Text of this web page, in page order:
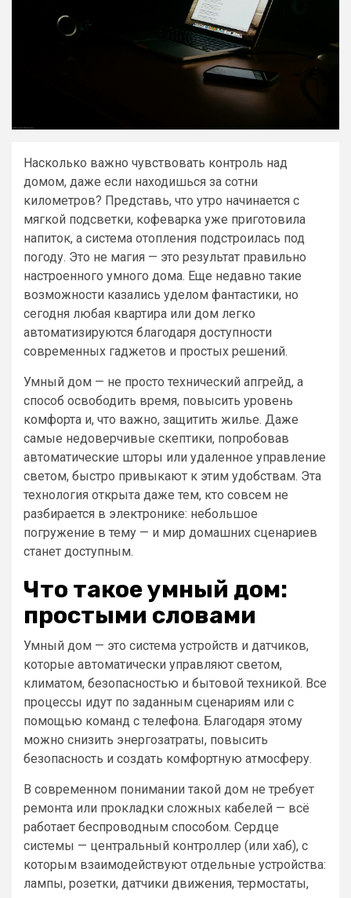
Насколько важно чувствовать контроль над
домом, даже если находишься за сотни
километров? Представь, что утро начинается с
мягкой подсветки, кофеварка уже приготовила
напиток, а система отопления подстроилась под
погоду. Это не магия — это результат правильно
настроенного умного дома. Еще недавно такие
возможности казались уделом фантастики, но
сегодня любая квартира или дом легко
автоматизируются благодаря доступности
современных гаджетов и простых решений.
Умный дом — не просто технический апгрейд, а
способ освободить время, повысить уровень
комфорта и, что важно, защитить жилье. Даже
самые недоверчивые скептики, попробовав
автоматические шторы или удаленное управление
светом, быстро привыкают к этим удобствам. Эта
технология открыта даже тем, кто совсем не
разбирается в электронике: небольшое
погружение в тему — и мир домашних сценариев
станет доступным.
Что такое умный дом:
простыми словами
Умный дом — это система устройств и датчиков,
которые автоматически управляют светом,
климатом, безопасностью и бытовой техникой. Все
процессы идут по заданным сценариям или с
помощью команд с телефона. Благодаря этому
можно снизить энергозатраты, повысить
безопасность и создать комфортную атмосферу.
В современном понимании такой дом не требует
ремонта или прокладки сложных кабелей — всё
работает беспроводным способом. Сердце
системы — центральный контроллер (или хаб), с
которым взаимодействуют отдельные устройства:
лампы, розетки, датчики движения, термостаты,